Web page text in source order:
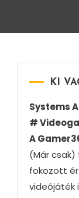
KI
Systems
#
A
(Már
fokozott
videójáték